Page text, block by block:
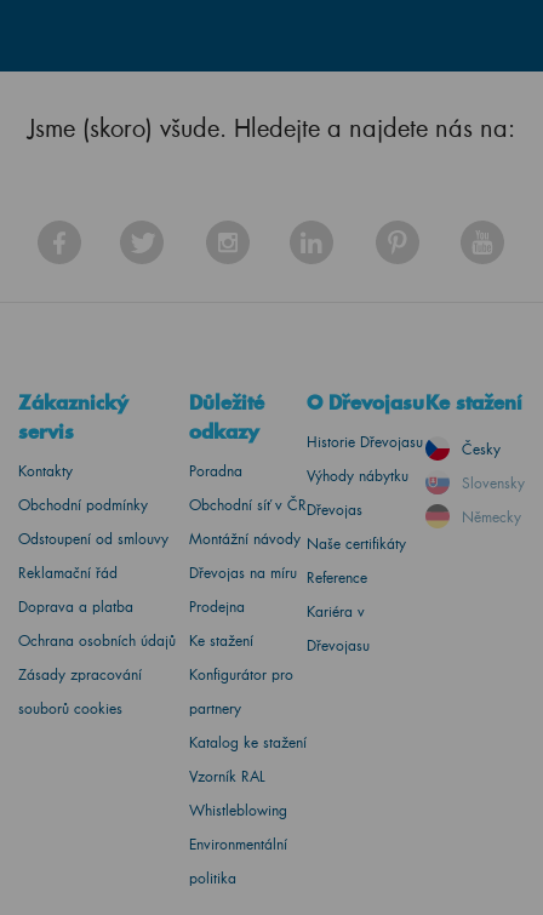
Jsme (skoro) všude. Hledejte a najdete nás na:
Zákaznický
servis
Kontakty
Obchodní podmínky
Odstoupení od smlouvy
Reklamační řád
Doprava a platba
Ochrana osobních údajů
Zásady zpracování
souborů cookies
Důležité
odkazy
Poradna
Obchodní síť v ČR
Montážní návody
Dřevojas na míru
Prodejna
Ke stažení
Konfigurátor pro
partnery
Katalog ke stažení
Vzorník RAL
Whistleblowing
Environmentální
politika
O Dřevojasu
Historie Dřevojasu
Výhody nábytku
Dřevojas
Naše certifikáty
Reference
Kariéra v
Dřevojasu
Ke stažení
Česky
Slovensky
Německy